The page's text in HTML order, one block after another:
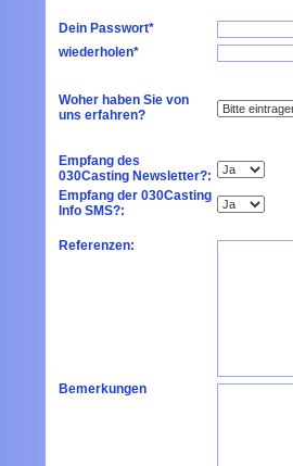
Dein Passwort*
wiederholen*
Woher haben Sie von
uns erfahren?
Empfang des
030Casting Newsletter?:
Empfang der 030Casting
Info SMS?:
Referenzen:
Bemerkungen